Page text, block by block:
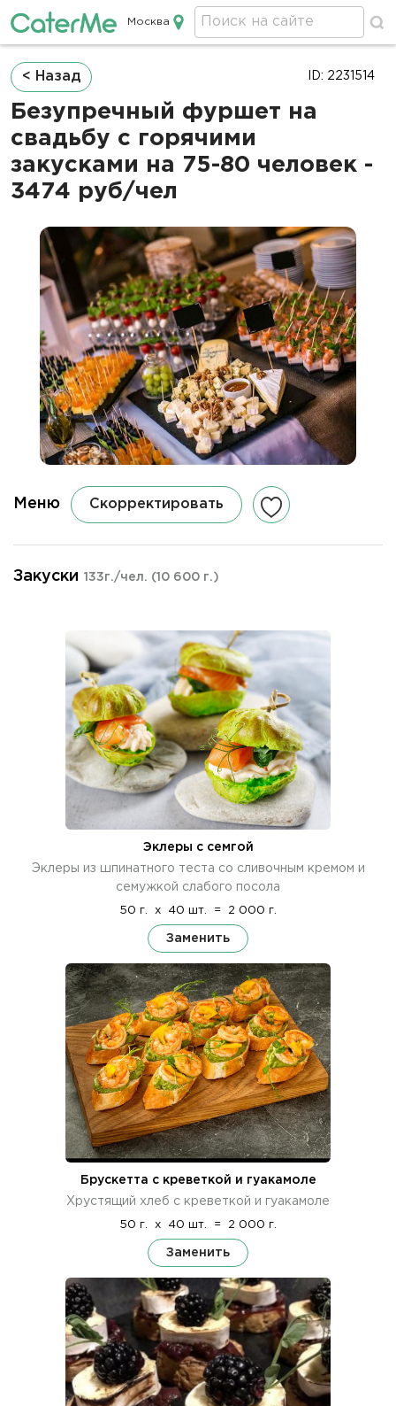
Кейтеринг в Москве
Москва
Строка
навигации
< Назад
Безупречный фуршет на
свадьбу с горячими
закусками на 75-80 человек -
3474 руб/чел
ID: 2231514
Меню Скорректировать
Закуски 133г./чел. (10 600 г.)
Эклеры с семгой
Эклеры из шпинатного теста со сливочным кремом и
семужкой слабого посола
50 г. x 40 шт. = 2 000 г.
Заменить
Брускетта с креветкой и гуакамоле
Хрустящий хлеб с креветкой и гуакамоле
50 г. x 40 шт. = 2 000 г.
Заменить